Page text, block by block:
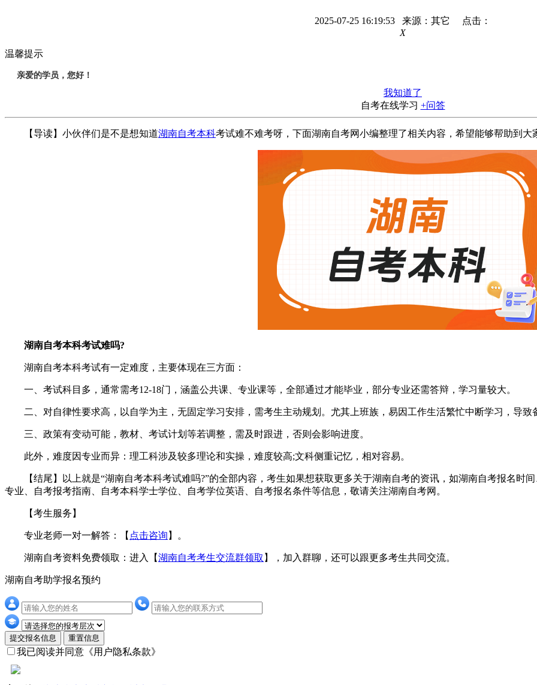
2025-07-25 16:19:53 来源：其它 点击：
X
温馨提示
亲爱的学员，您好！
我知道了
自考在线学习 +问答
【导读】小伙伴们是不是想知道湖南自考本科考试难不难考呀，下面湖南自考网小编整理了相关内容，希望能够帮助到大
湖南自考本科考试难吗?
湖南自考本科考试有一定难度，主要体现在三方面：
一、考试科目多，通常需考12-18门，涵盖公共课、专业课等，全部通过才能毕业，部分专业还需答辩，学习量较大。
二、对自律性要求高，以自学为主，无固定学习安排，需考生主动规划。尤其上班族，易因工作生活繁忙中断学习，导致
三、政策有变动可能，教材、考试计划等若调整，需及时跟进，否则会影响进度。
此外，难度因专业而异：理工科涉及较多理论和实操，难度较高;文科侧重记忆，相对容易。
【结尾】以上就是“湖南自考本科考试难吗?”的全部内容，考生如果想获取更多关于湖南自考的资讯，如湖南自考报名时
专业、自考报考指南、自考本科学士学位、自考学位英语、自考报名条件等信息，敬请关注湖南自考网。
【考生服务】
专业老师一对一解答：【 点击咨询 】。
湖南自考资料免费领取：进入【湖南自考考生交流群领取 】，加入群聊，还可以跟更多考生共同交流。
湖南自考助学报名预约
提交报名信息 重置信息
我已阅读并同意 《用户隐私条款》